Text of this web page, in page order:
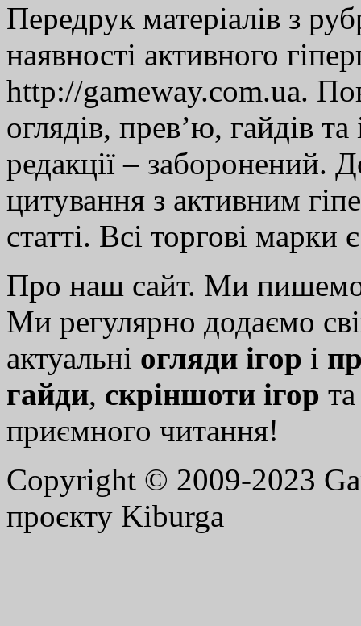
Передрук матеріалів з
наявності активного
http://gameway.com.ua.
оглядів, прев’ю, гайдів
редакції – заборонений.
цитування з активним
статті. Всі торгові марки
Про наш сайт. Ми
Ми регулярно додаємо
актуальні огляди ігор і
гайди, скріншоти ігор
приємного читання!
Copyright © 2009-2023
проєкту Kiburga